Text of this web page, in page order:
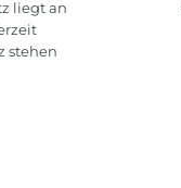
liegt an
stehen